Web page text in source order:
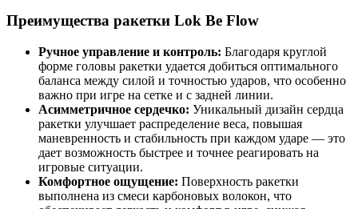
Преимущества ракетки Lok Be Flow
Ручное управление и контроль: Благодаря круглой
форме головы ракетки удается добиться оптимального
баланса между силой и точностью ударов, что особенно
важно при игре на сетке и с задней линии.
Асимметричное сердечко: Уникальный дизайн сердца
ракетки улучшает распределение веса, повышая
маневренность и стабильность при каждом ударе — это
дает возможность быстрее и точнее реагировать на
игровые ситуации.
Комфортное ощущение: Поверхность ракетки
выполнена из смеси карбоновых волокон, что